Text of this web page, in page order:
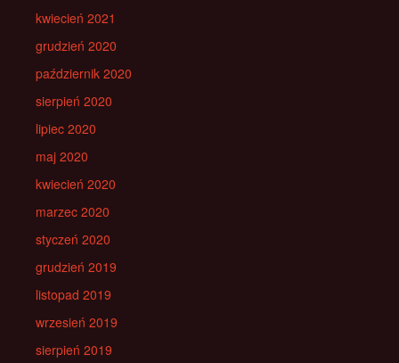
kwiecień 2021
grudzień 2020
październik 2020
sierpień 2020
lipiec 2020
maj 2020
kwiecień 2020
marzec 2020
styczeń 2020
grudzień 2019
listopad 2019
wrzesień 2019
sierpień 2019